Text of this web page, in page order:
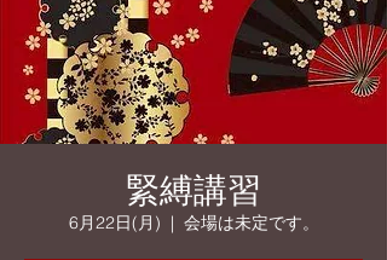
緊縛講習
6月22日(月)
  |
会場は未定です。